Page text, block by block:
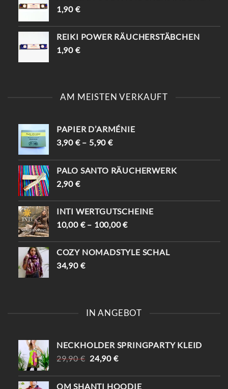
1,90 €
REIKI POWER RÄUCHERSTÄBCHEN
1,90 €
AM MEISTEN VERKAUFT
PAPIER D’ARMÉNIE
3,90 €– 5,90€
PALO SANTO RÄUCHERWERK
2,90 €
INTI WERTGUTSCHEINE
10,00 €– 100,00€
COZY NOMADSTYLE SCHAL
34,90 €
IN ANGEBOT
NECKHOLDER SPRINGPARTY KLEID
29,90€ URSPRÜNGLICHER
WAR:
24,90 €AKTUELLER
IST:
OM SHANTI HOODIE